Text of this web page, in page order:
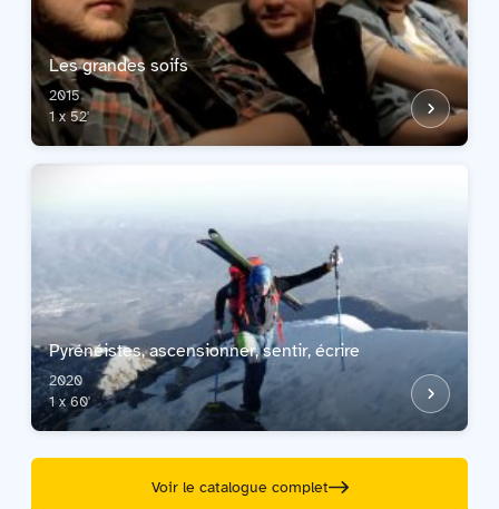
Les grandes soifs
2015
1 x 52'
Pyrénéistes, ascensionner, sentir, écrire
2020
1 x 60'
Voir le catalogue complet